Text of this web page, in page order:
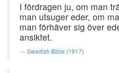
I fördragen ju, om man
man utsuger eder, om
man förhäver sig över
ansiktet.
Swedish Bible (1917)